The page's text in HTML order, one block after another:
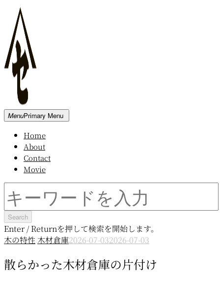
Skip
content
新
倉
庫
MenuPrimary Menu
Home
About
Contact
Movie
for:
Enter / Returnを押して検索を開始します。
木の特性 木材倉庫2026-07-032026-07-03
散らかった木材倉庫の片付け